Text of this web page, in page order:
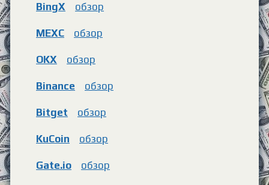
BingX обзор
MEXC обзор
OKX обзор
Binance обзор
Bitget обзор
KuCoin обзор
Gate.io обзор